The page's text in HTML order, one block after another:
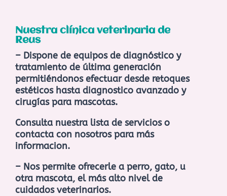
Nuestra clínica veterinaria de
Reus
– Dispone de equipos de diagnóstico y
tratamiento de última generación
permitiéndonos efectuar desde retoques
estéticos hasta diagnostico avanzado y
cirugías para mascotas.
Consulta nuestra lista de servicios o
contacta con nosotros para más
informacion.
– Nos permite ofrecerle a perro, gato, u
otra mascota, el más alto nivel de
cuidados veterinarios.